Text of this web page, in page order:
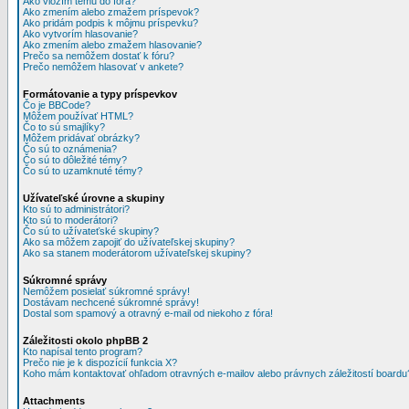
Ako zmením alebo zmažem príspevok?
Ako pridám podpis k môjmu príspevku?
Ako vytvorím hlasovanie?
Ako zmením alebo zmažem hlasovanie?
Prečo sa nemôžem dostať k fóru?
Prečo nemôžem hlasovať v ankete?
Formátovanie a typy príspevkov
Čo je BBCode?
Môžem používať HTML?
Čo to sú smajlíky?
Môžem pridávať obrázky?
Čo sú to oznámenia?
Čo sú to dôležité témy?
Čo sú to uzamknuté témy?
Užívateľské úrovne a skupiny
Kto sú to administrátori?
Kto sú to moderátori?
Čo sú to užívateťské skupiny?
Ako sa môžem zapojiť do užívateľskej skupiny?
Ako sa stanem moderátorom užívateľskej skupiny?
Súkromné správy
Nemôžem posielať súkromné správy!
Dostávam nechcené súkromné správy!
Dostal som spamový a otravný e-mail od niekoho z fóra!
Záležitosti okolo phpBB 2
Kto napísal tento program?
Prečo nie je k dispozícií funkcia X?
Koho mám kontaktovať ohľadom otravných e-mailov alebo právnych záležitostí
Attachments